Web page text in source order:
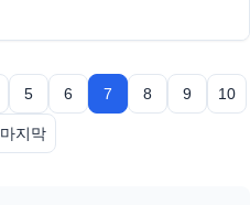
5 6 7 8 9 10
마지막